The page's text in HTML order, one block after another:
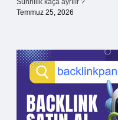
Sünnilik kaça ayrılır ?
Temmuz 25, 2026